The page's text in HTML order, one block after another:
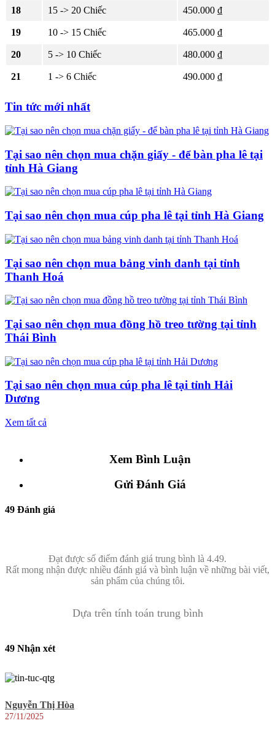
18 15 -> 20 Chiếc 450.000 ₫
19 10 -> 15 Chiếc 465.000 ₫
20 5 -> 10 Chiếc 480.000 ₫
21 1 -> 6 Chiếc 490.000 ₫
Tin tức mới nhất
Tại sao nên chọn mua chặn giấy - để bàn pha lê tại
tỉnh Hà Giang
Tại sao nên chọn mua cúp pha lê tại tỉnh Hà Giang
Tại sao nên chọn mua bảng vinh danh tại tỉnh
Thanh Hoá
Tại sao nên chọn mua đồng hồ treo tường tại tỉnh
Thái Bình
Tại sao nên chọn mua cúp pha lê tại tỉnh Hải
Dương
Xem tất cả
Xem Bình Luận
Gửi Đánh Giá
49 Đánh giá
Đạt được số điểm đánh giá trung bình là 4.49.
Rất mong nhận được nhiều đánh giá và bình luận về những bài viết,
sản phẩm của chúng tôi.
Dựa trên tính toán trung bình
49 Nhận xét
Nguyễn Thị Hòa
27/11/2025